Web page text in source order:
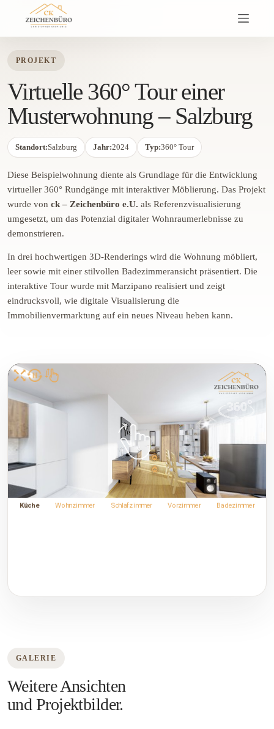
PROJEKT
Virtuelle 360° Tour einer
Musterwohnung – Salzburg
Standort:Salzburg Jahr:2024 Typ:360° Tour
Diese Beispielwohnung diente als Grundlage für die Entwicklung
virtueller 360° Rundgänge mit interaktiver Möblierung. Das Projekt
wurde von ck – Zeichenbüro e.U. als Referenzvisualisierung
umgesetzt, um das Potenzial digitaler Wohnraumerlebnisse zu
demonstrieren.
In drei hochwertigen 3D-Renderings wird die Wohnung möbliert,
leer sowie mit einer stilvollen Badezimmeransicht präsentiert. Die
interaktive Tour wurde mit Marzipano realisiert und zeigt
eindrucksvoll, wie digitale Visualisierung die
Immobilienvermarktung auf ein neues Niveau heben kann.
GALERIE
Weitere Ansichten
und Projektbilder.